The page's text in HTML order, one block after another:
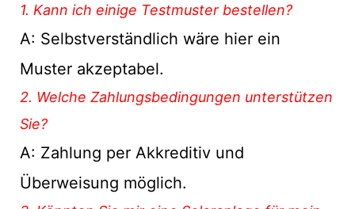
1. Kann ich einige Testmuster bestellen?
A: Selbstverständlich wäre hier ein
Muster akzeptabel.
2. Welche Zahlungsbedingungen unterstützen
Sie?
A: Zahlung per Akkreditiv und
Überweisung möglich.